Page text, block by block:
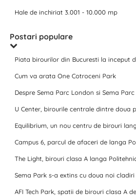
Hale de inchiriat 3.001 - 10.000 mp
Postari populare
Piata birourilor din Bucuresti la inceput
Cum va arata One Cotroceni Park
Despre Sema Parc London si Sema Parc
U Center, birourile centrale dintre doua
Equilibrium, un nou centru de birouri
Campus 6, parcul de afaceri de langa
The Light, birouri clasa A langa
Sema Park s-a extins cu doua noi cladiri
AFI Tech Park, spatii de birouri clasa A